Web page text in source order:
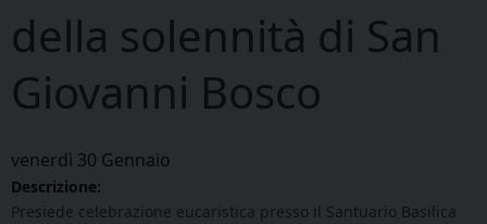
della solennità di San
Giovanni Bosco
venerdì 30 Gennaio
Descrizione:
Presiede celebrazione eucaristica presso il Santuario Basilica